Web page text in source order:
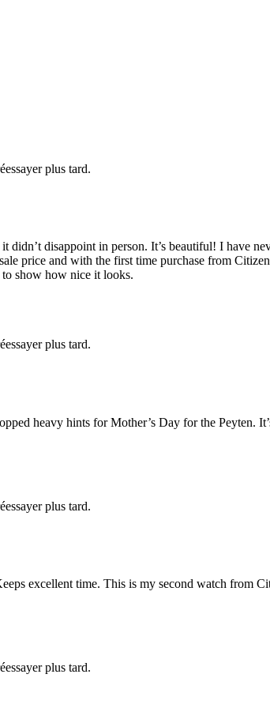
plus tard.
disappoint in person. It’s beautiful! I have
price and with the first time purchase from
show how nice it looks.
plus tard.
heavy hints for Mother’s Day for the Peyten.
plus tard.
excellent time. This is my second watch from
plus tard.